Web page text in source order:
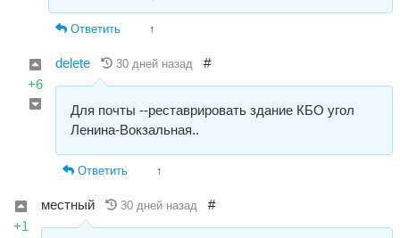
Ответить ↑
+6
delete 30 дней назад #
Для почты --реставрировать здание КБО угол
Ленина-Вокзальная..
Ответить ↑
+1
местный 30 дней назад #